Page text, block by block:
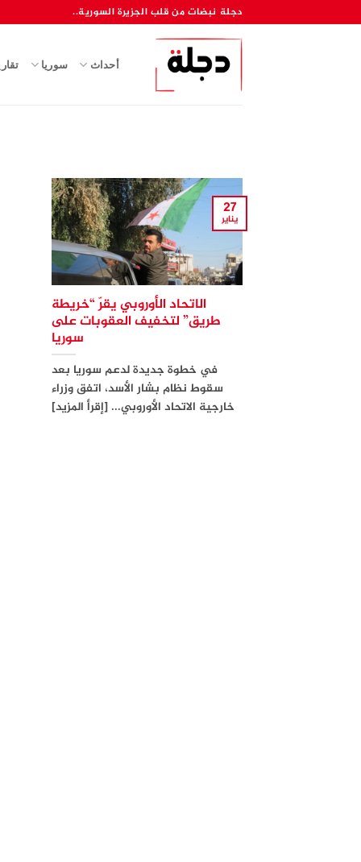
للمحتوى
دجلة نبضات من قلب الجزيرة السورية..
أحداث سوريا
الاتحاد الأوروبي يقرّ “خريطة
طريق” لتخفيف العقوبات على
سوريا
في خطوة جديدة لدعم سوريا بعد
سقوط نظام بشار الأسد، اتفق وزراء
خارجية الاتحاد الأوروبي... [إقرأ المزيد]
27
يناير